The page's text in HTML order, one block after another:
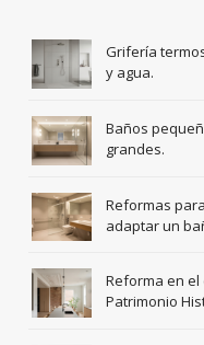
Grifería
y agua.
Baños
grandes.
Reformas
adaptar un
Reforma en
Patrimonio